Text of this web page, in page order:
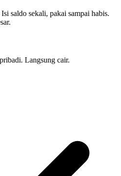
saldo sekali, pakai sampai habis.
Langsung cair.